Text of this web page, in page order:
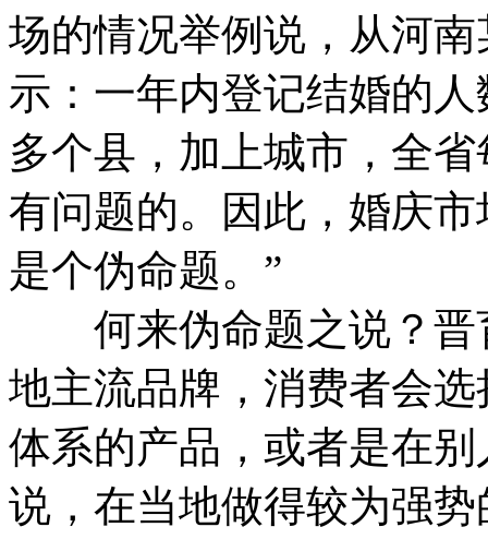
场的情况举例说，从河
示：一年内登记结婚的
多个县，加上城市，全
有问题的。因此，婚庆
是个伪命题。”
何来伪命题之说？晋
地主流品牌，消费者会
体系的产品，或者是在
说，在当地做得较为强